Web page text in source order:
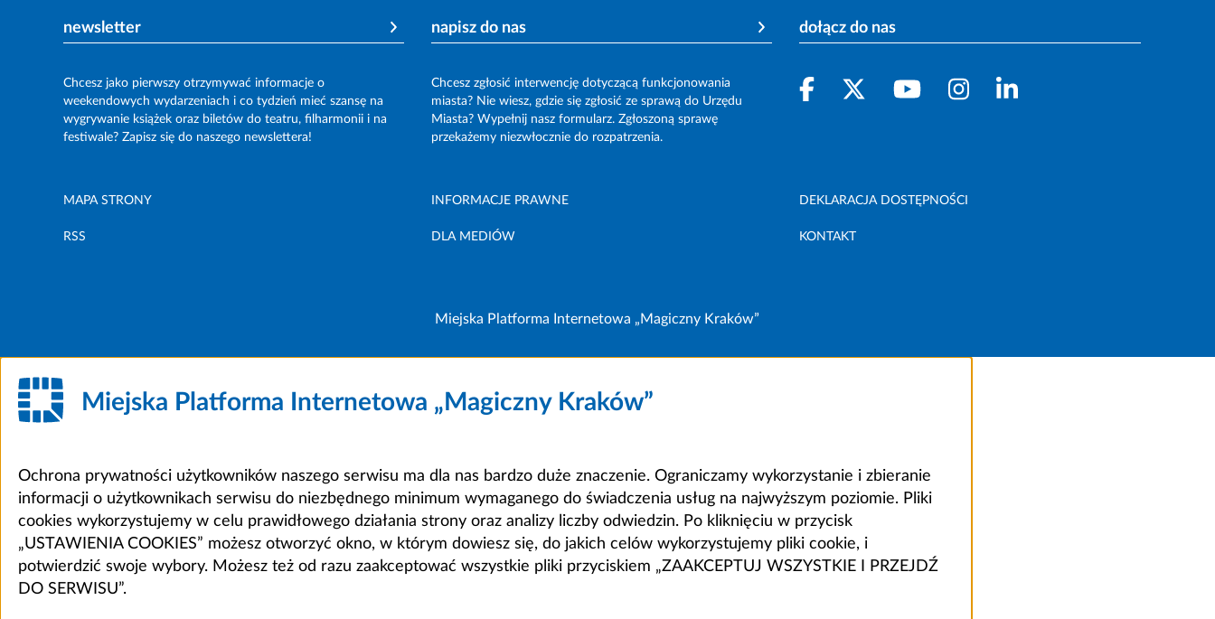
newsletter
Chcesz jako pierwszy otrzymywać informacje o
weekendowych wydarzeniach i co tydzień mieć szansę na
wygrywanie książek oraz biletów do teatru, filharmonii i na
festiwale? Zapisz się do naszego newslettera!
napisz do nas
Chcesz zgłosić interwencję dotyczącą funkcjonowania
miasta? Nie wiesz, gdzie się zgłosić ze sprawą do Urzędu
Miasta? Wypełnij nasz formularz. Zgłoszoną sprawę
przekażemy niezwłocznie do rozpatrzenia.
dołącz do nas
MAPA STRONY INFORMACJE PRAWNE DEKLARACJA DOSTĘPNOŚCI
RSS DLA MEDIÓW KONTAKT
Miejska Platforma Internetowa „Magiczny Kraków”
Miejska Platforma Internetowa „Magiczny Kraków”
Ochrona prywatności użytkowników naszego serwisu ma dla nas bardzo duże znaczenie. Ograniczamy wykorzystanie i zbieranie
informacji o użytkownikach serwisu do niezbędnego minimum wymaganego do świadczenia usług na najwyższym poziomie. Pliki
cookies wykorzystujemy w celu prawidłowego działania strony oraz analizy liczby odwiedzin. Po kliknięciu w przycisk
„USTAWIENIA COOKIES” możesz otworzyć okno, w którym dowiesz się, do jakich celów wykorzystujemy pliki cookie, i
potwierdzić swoje wybory. Możesz też od razu zaakceptować wszystkie pliki przyciskiem „ZAAKCEPTUJ WSZYSTKIE I PRZEJDŹ
DO SERWISU”.